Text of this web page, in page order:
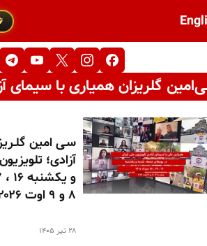
گلریزان همیاری با سیمای
سـی امین
آزادی؛
۸ و ۹ اوت ۲۰۲۶
۲۸ تیر ۱۴۰۵